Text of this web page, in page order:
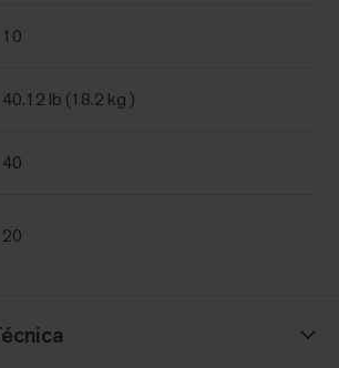
10
40.12 lb (18.2 kg )
40
20